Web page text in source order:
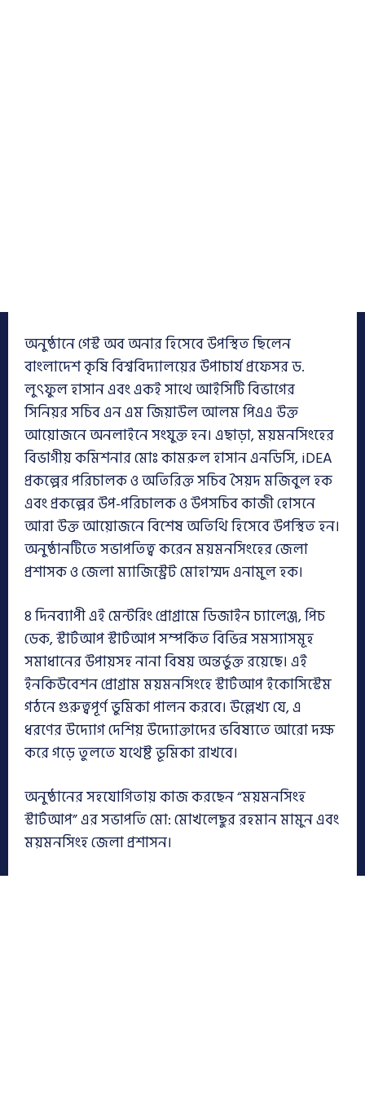
অনুষ্ঠানে গেস্ট অব অনার হিসেবে উপস্থিত ছিলেন
বাংলাদেশ কৃষি বিশ্ববিদ্যালয়ের উপাচার্য প্রফেসর ড.
লুৎফুল হাসান এবং একই সাথে আইসিটি বিভাগের
সিনিয়র সচিব এন এম জিয়াউল আলম পিএএ উক্ত
আয়োজনে অনলাইনে সংযুক্ত হন। এছাড়া, ময়মনসিংহের
বিভাগীয় কমিশনার মোঃ কামরুল হাসান এনডিসি, iDEA
প্রকল্পের পরিচালক ও অতিরিক্ত সচিব সৈয়দ মজিবুল হক
এবং প্রকল্পের উপ-পরিচালক ও উপসচিব কাজী হোসনে
আরা উক্ত আয়োজনে বিশেষ অতিথি হিসেবে উপস্থিত হন।
অনুষ্ঠানটিতে সভাপতিত্ব করেন ময়মনসিংহের জেলা
প্রশাসক ও জেলা ম্যাজিস্ট্রেট মোহাম্মদ এনামুল হক।
৪ দিনব্যাপী এই মেন্টরিং প্রোগ্রামে ডিজাইন চ্যালেঞ্জ, পিচ
ডেক, স্টার্টআপ স্টার্টআপ সম্পর্কিত বিভিন্ন সমস্যাসমূহ
সমাধানের উপায়সহ নানা বিষয় অন্তর্ভুক্ত রয়েছে। এই
ইনকিউবেশন প্রোগ্রাম ময়মনসিংহে স্টার্টআপ ইকোসিস্টেম
গঠনে গুরুত্বপূর্ণ ভুমিকা পালন করবে। উল্লেখ্য যে, এ
ধরণের উদ্যোগ দেশিয় উদ্যোক্তাদের ভবিষ্যতে আরো দক্ষ
করে গড়ে তুলতে যথেষ্ট ভূমিকা রাখবে।
অনুষ্ঠানের সহযোগিতায় কাজ করছেন “ময়মনসিংহ
স্টার্টআপ” এর সভাপতি মো: মোখলেছুর রহমান মামুন এবং
ময়মনসিংহ জেলা প্রশাসন।